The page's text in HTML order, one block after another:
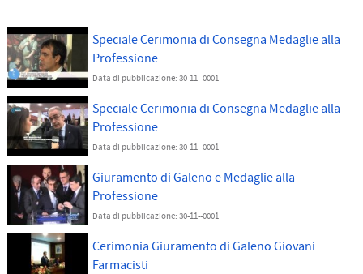
Speciale Cerimonia di Consegna Medaglie alla
Professione
Data di pubblicazione: 30-11--0001
Speciale Cerimonia di Consegna Medaglie alla
Professione
Data di pubblicazione: 30-11--0001
Giuramento di Galeno e Medaglie alla
Professione
Data di pubblicazione: 30-11--0001
Cerimonia Giuramento di Galeno Giovani
Farmacisti